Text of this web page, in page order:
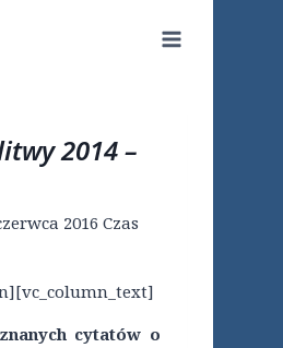
2014 –
2016 Czas
cytatów o